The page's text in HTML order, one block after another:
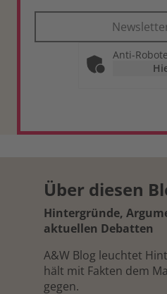
Anti-
Über diesen
Hintergründe,
aktuellen Debatten
A&W Blog leuchtet
hält mit Fakten dem
gegen.